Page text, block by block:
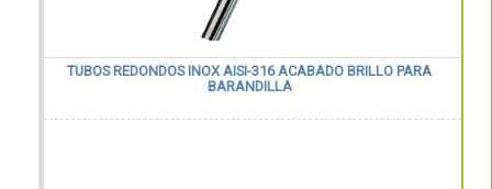
TUBOS REDONDOS INOX AISI-316 ACABADO BRILLO PARA
BARANDILLA